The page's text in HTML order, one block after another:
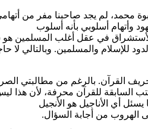
محمد، لم يجد صاحبنا مفر من
وأتهام أسلوبي بأنه أسلوب
الأستشراق في عقل أغلب المسلمين
للإسلام والمسلمين. وبالتالي لا
القرآن. بالرغم من مطالبتي
السابقة للقرآن محرفة، لأن هذا ليس
أي الأناجيل هو الأنجيل
الهروب من أجابة السؤال.